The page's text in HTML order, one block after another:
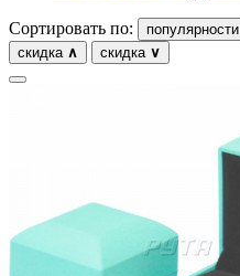
Сортировать по: популярности
скидка ∧ скидка ∨